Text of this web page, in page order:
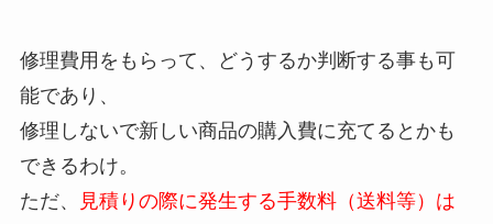
修理費用をもらって、どうするか判断する事も可
能であり、
修理しないで新しい商品の購入費に充てるとかも
できるわけ。
ただ、
見積りの際に発生する手数料（送料等）は